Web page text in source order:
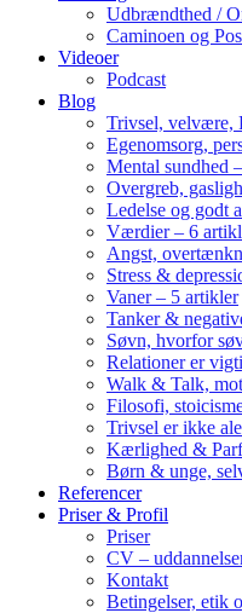
Udbrændthed /
Caminoen og
Videoer
Podcast
Blog
Trivsel, velvære,
Egenomsorg,
Mental sundhed
Overgreb,
Ledelse og godt
Værdier – 6
Angst,
Stress &
Vaner – 5 artikler
Tanker &
Søvn, hvorfor
Relationer er
Walk & Talk,
Filosofi,
Trivsel er ikke
Kærlighed &
Børn & unge,
Referencer
Priser & Profil
Priser
CV –
Kontakt
Betingelser, etik